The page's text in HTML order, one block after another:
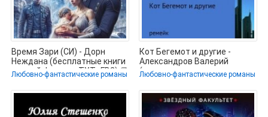
Время Зари (СИ) - Дорн
Неждана (бесплатные книги
полный формат .TXT, .FB2) 📗
Любовно-фантастические романы
Кот Бегемот и другие -
Александров Валерий
(читать полностью
бесплатно хорошие
Любовно-фантастические романы